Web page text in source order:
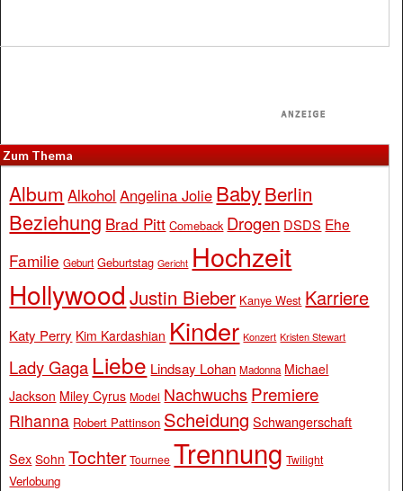
Zum Thema
Album Alkohol Angelina Jolie BabyBerlin
Beziehung Brad Pitt Comeback Drogen DSDS Ehe
Familie Geburt Geburtstag Gericht Hochzeit
Hollywood Justin Bieber Kanye West Karriere
Katy Perry Kim Kardashian Kinder Konzert Kristen Stewart
Lady Gaga Liebe Lindsay Lohan Madonna Michael
Jackson Miley Cyrus Model Nachwuchs Premiere
Rihanna Robert Pattinson Scheidung Schwangerschaft
Sex Sohn Tochter Tournee Trennung Twilight
Verlobung